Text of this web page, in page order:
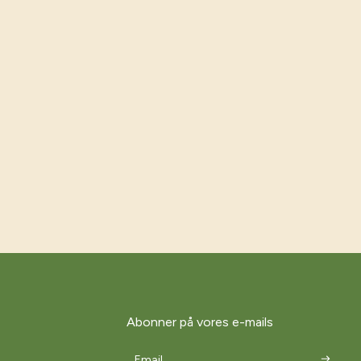
Abonner på vores e-mails